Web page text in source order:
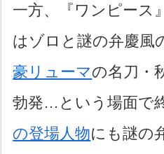
一方、『ワンピース
はゾロと謎の弁慶風
豪リューマの名刀・
勃発…という場面で
の登場人物にも謎の